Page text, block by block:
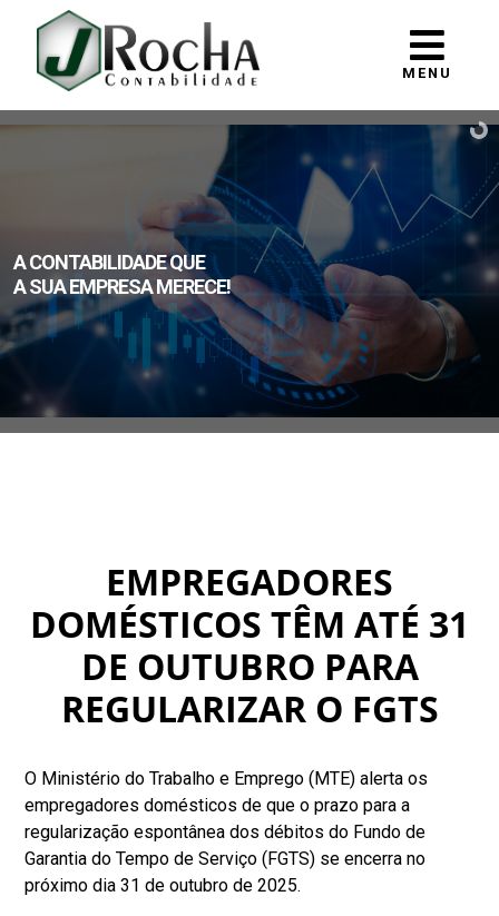
MENU
A CONTABILIDADE QUE
A SUA EMPRESA MERECE!
EMPREGADORES
DOMÉSTICOS TÊM ATÉ 31
DE OUTUBRO PARA
REGULARIZAR O FGTS
O Ministério do Trabalho e Emprego (MTE) alerta os
empregadores domésticos de que o prazo para a
regularização espontânea dos débitos do Fundo de
Garantia do Tempo de Serviço (FGTS) se encerra no
próximo dia 31 de outubro de 2025.